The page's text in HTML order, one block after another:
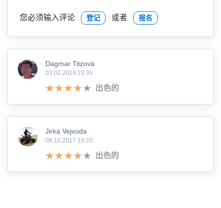
您必须输入评论 登记 或者 报名
Dagmar Titzová
03.02.2019 23:35
出色的
Jirka Vejvoda
08.10.2017 19:20
出色的